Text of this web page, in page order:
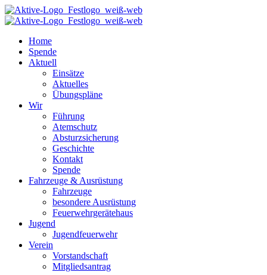
Home
Spende
Aktuell
Einsätze
Aktuelles
Übungspläne
Wir
Führung
Atemschutz
Absturzsicherung
Geschichte
Kontakt
Spende
Fahrzeuge & Ausrüstung
Fahrzeuge
besondere Ausrüstung
Feuerwehrgerätehaus
Jugend
Jugendfeuerwehr
Verein
Vorstandschaft
Mitgliedsantrag